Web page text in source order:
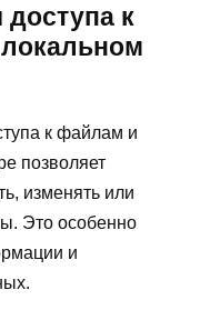
к
к файлам и
позволяет
изменять или
Это особенно
и